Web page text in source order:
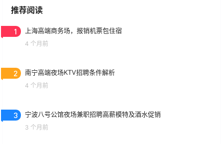
推荐阅读
1 上海高端商务场，报销机票包住宿
4 个月前
2 南宁高端夜场KTV招聘条件解析
4 个月前
3 宁波八号公馆夜场兼职招聘高薪模特及酒水促销
3 个月前